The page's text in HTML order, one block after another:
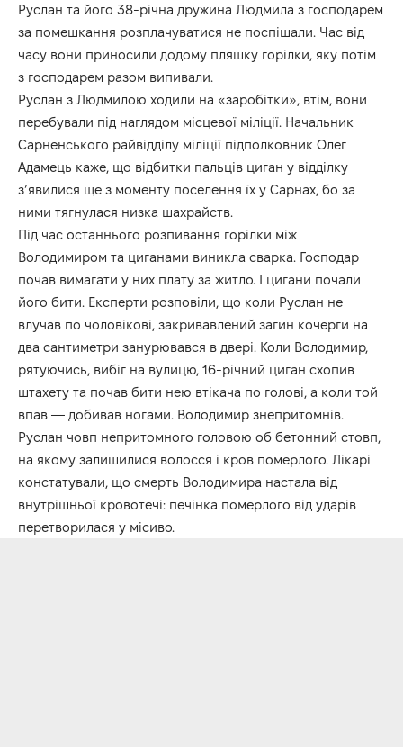
Руслан та його 38-річна дружина Людмила з господарем
за помешкання розплачуватися не поспішали. Час від
часу вони приносили додому пляшку горілки, яку потім
з господарем разом випивали.
Руслан з Людмилою ходили на «заробітки», втім, вони
перебували під наглядом місцевої міліції. Начальник
Сарненського райвідділу міліції підполковник Олег
Адамець каже, що відбитки пальців циган у відділку
з’явилися ще з моменту поселення їх у Сарнах, бо за
ними тягнулася низка шахрайств.
Під час останнього розпивання горілки між
Володимиром та циганами виникла сварка. Господар
почав вимагати у них плату за житло. І цигани почали
його бити. Експерти розповіли, що коли Руслан не
влучав по чоловікові, закривавлений загин кочерги на
два сантиметри занурювався в двері. Коли Володимир,
рятуючись, вибіг на вулицю, 16-річний циган схопив
штахету та почав бити нею втікача по голові, а коли той
впав — добивав ногами. Володимир знепритомнів.
Руслан човп непритомного головою об бетонний стовп,
на якому залишилися волосся і кров померлого. Лікарі
констатували, що смерть Володимира настала від
внутрішньої кровотечі: печінка померлого від ударів
перетворилася у місиво.